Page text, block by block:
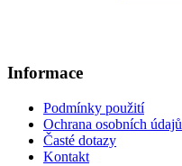
Informace
Podmínky použití
Ochrana osobních údajů
Časté dotazy
Kontakt